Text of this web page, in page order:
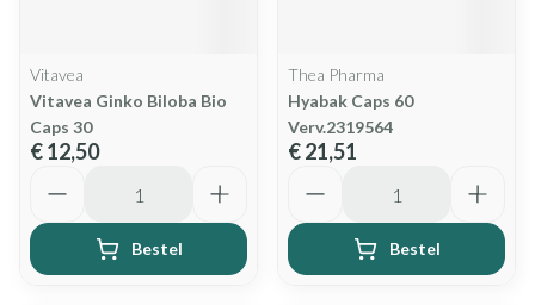
Vitavea
Vitavea Ginko Biloba Bio
Caps 30
€ 12,50
Bestel
Thea Pharma
Hyabak Caps 60
Verv.2319564
€ 21,51
Bestel